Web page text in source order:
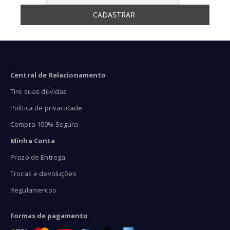
Central de Relacionamento
Tire suas dúvidas
Política de privacidade
Compra 100% Segura
Minha Conta
Prazo de Entrega
Trocas e devoluções
Regulamentos
Formas de pagamento